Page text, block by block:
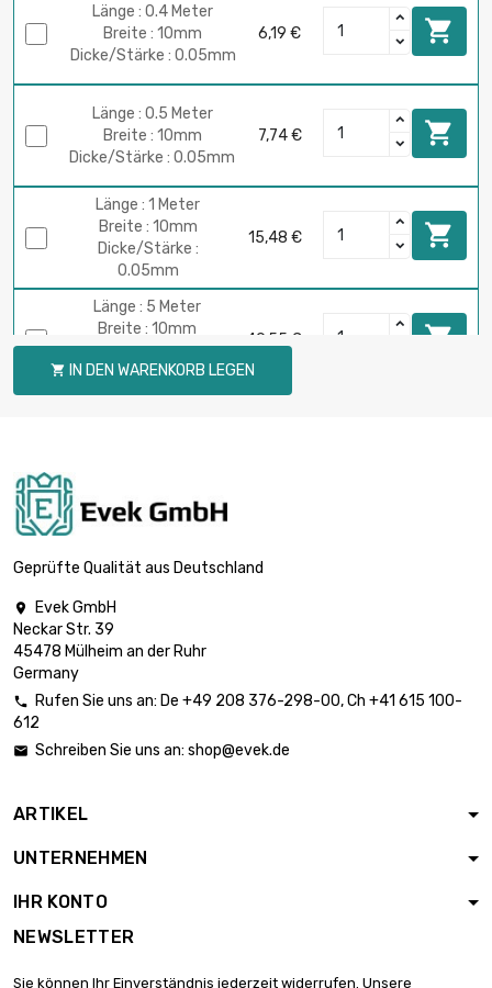
Länge : 0.4 Meter
Breite : 10mm
Dicke/Stärke : 0.05mm
6,19 € 
Länge : 0.5 Meter
Breite : 10mm
Dicke/Stärke : 0.05mm
7,74 € 
Länge : 1 Meter
Breite : 10mm
Dicke/Stärke :
0.05mm
15,48 € 
Länge : 5 Meter
Breite : 10mm
Dicke/Stärke :
0.05mm
49,55 € 
Länge : 25 Meter
0.05mm
Länge : 50 Meter
Breite : 10mm
Dicke/Stärke :
Dicke/Stärke :
606,97 €
Dicke/Stärke :
Breite : 20mm
 IN DEN WARENKORB LEGEN
Geprüfte Qualität aus Deutschland

Evek GmbH
Neckar Str. 39
45478 Mülheim an der Ruhr
Germany
 Rufen Sie uns an: De +49 208 376-298-00, Ch +41 615 100-
612
 Schreiben Sie uns an: shop@evek.de
ARTIKEL
UNTERNEHMEN
IHR KONTO
NEWSLETTER
Sie können Ihr Einverständnis jederzeit widerrufen. Unsere